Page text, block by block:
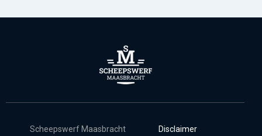
Scheepswerf Maasbracht
Disclaimer